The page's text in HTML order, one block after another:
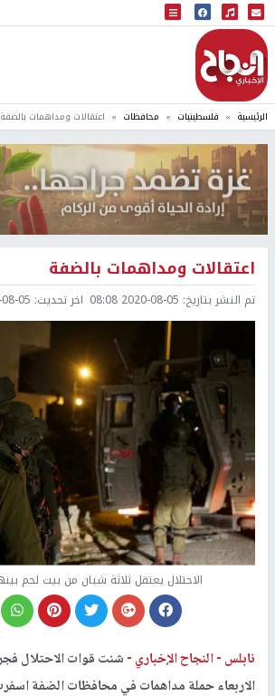
البث المباشر
إذاعة النجاح
الرئيسية فلسطينيات محافظات اعتقالات ومداهمات بالضفة
اعتقالات ومداهمات بالضفة
تم النشر بتاريخ: 2020-08-05 08:08 اخر تحديث: 10:10
الاحتلال يعتقل ثلاثة شبان من بيت لحم
نابلس -النجاح الإخباري -شنت قوات الاحتلال
الاربعاء حملة مداهمات في محافظات الضفة